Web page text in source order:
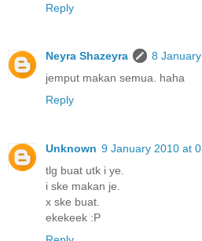
Reply
Neyra Shazeyra
8
jemput makan semua. haha
Reply
Unknown 9 January 2010 at
tlg buat utk i ye.
i ske makan je.
x ske buat.
ekekeek :P